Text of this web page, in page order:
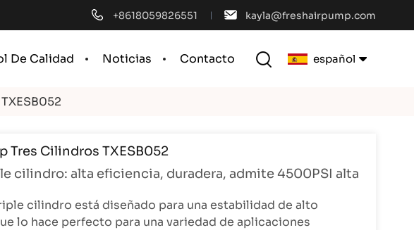
+8618059826551 kayla@freshairpump.com
De Calidad Noticias Contacto español
español
português
Tres Cilindros TXESB052
cilindro: alta eficiencia, duradera, admite 4500PSI alta
cilindro está diseñado para una estabilidad de alto
lo hace perfecto para una variedad de aplicaciones